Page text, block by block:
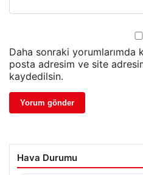
Daha sonraki yorumlarımda
posta adresim ve site
kaydedilsin.
Hava Durumu